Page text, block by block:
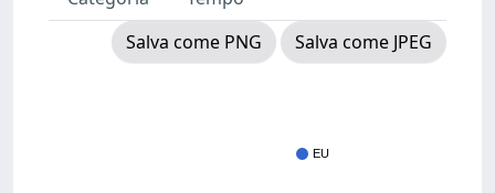
Salva come PNG
Salva come JPEG
EU